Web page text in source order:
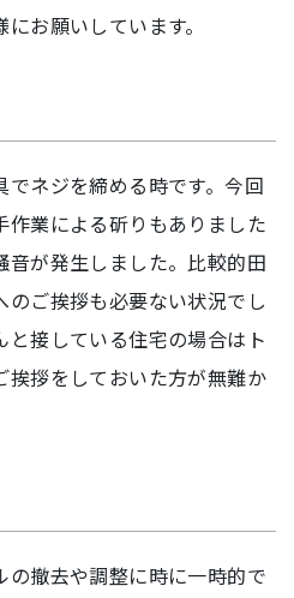
お願いしています。
ネジを締める時です。今回
作業による斫りもありました
音が発生しました。比較的田
ご挨拶も必要ない状況でし
と接している住宅の場合はト
挨拶をしておいた方が無難か
の撤去や調整に時に一時的で